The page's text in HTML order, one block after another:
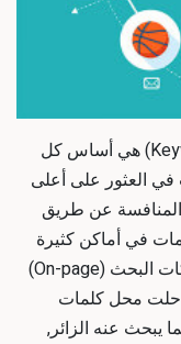
كانت الكلمات البحثية أو المفتاحية (Keywords) هي أساس كل
العثور على أعلى
عن طريق
في أماكن كثيرة
في الموقع. وبالرغم من أن الداخلية لمحركات البحث (On-page)
حلت محل كلمات
يبحث عنه الزائر,